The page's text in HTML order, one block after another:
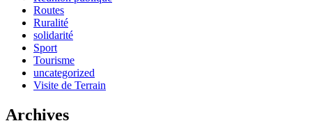
Routes
Ruralité
solidarité
Sport
Tourisme
uncategorized
Visite de Terrain
Archives